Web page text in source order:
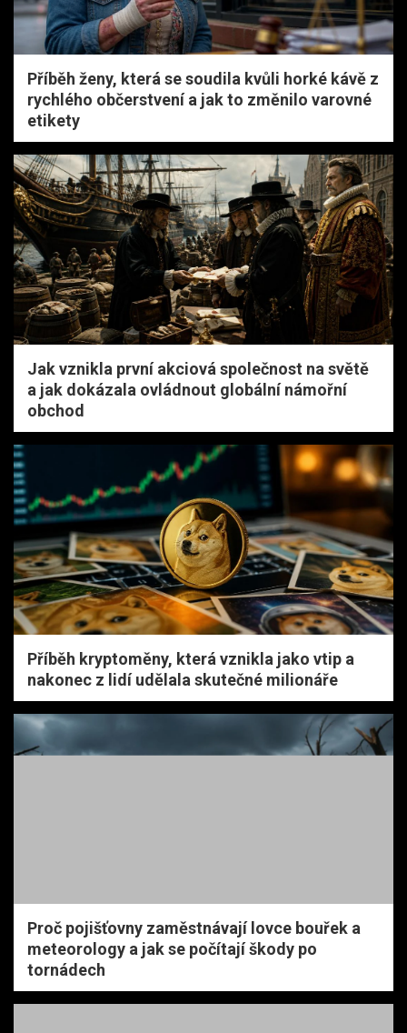
Příběh ženy, která se soudila kvůli horké kávě z
rychlého občerstvení a jak to změnilo varovné
etikety
Jak vznikla první akciová společnost na světě
a jak dokázala ovládnout globální námořní
obchod
Příběh kryptoměny, která vznikla jako vtip a
nakonec z lidí udělala skutečné milionáře
Proč pojišťovny zaměstnávají lovce bouřek a
meteorology a jak se počítají škody po
tornádech